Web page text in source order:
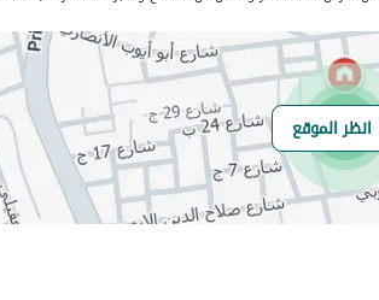
الياف ضوئية
نعم
هل يوجد اي التزام
لا يوجد
انظر الموقع